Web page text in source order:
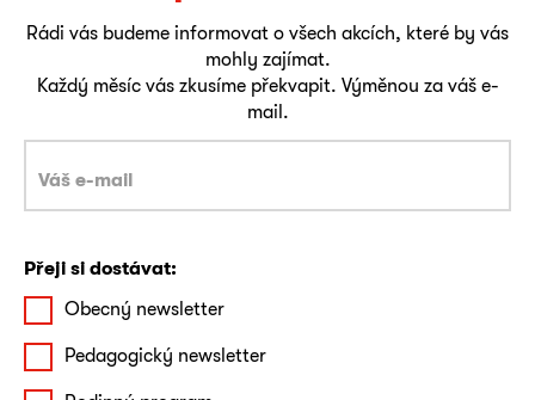
Rádi vás budeme informovat o všech akcích, které by vás
mohly zajímat.
Každý měsíc vás zkusíme překvapit. Výměnou za váš e-
mail.
Přeji si dostávat:
Obecný newsletter
Pedagogický newsletter